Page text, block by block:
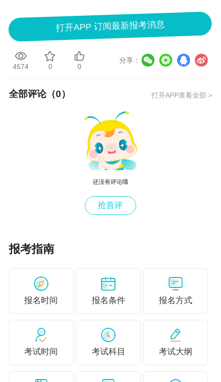
在听课之前，我们先来整体预习《收益与风险》
板块的知识点。对你备考绝对有用！
蒋雪韵老师
网校直播中级老师
>>点击试听
风险与收益必须掌握的知识点有：
2.单期资产标准差、标准离差率的计算
打开APP 订阅最新报考消息
4574 0 0
分享：
全部评论（0） 打开APP查看全部 >
还没有评论哦
抢首评
报考指南
报名时间 报名条件 报名方式
考试时间 考试科目 考试大纲